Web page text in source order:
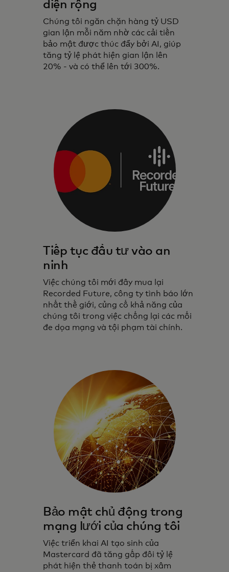
diện rộng
Chúng tôi ngăn chặn hàng tỷ USD
gian lận mỗi năm nhờ các cải tiến
bảo mật được thúc đẩy bởi AI, giúp
tăng tỷ lệ phát hiện gian lận lên
20% - và có thể lên tới 300%.
Tiếp tục đầu tư vào an
ninh
Việc chúng tôi mới đây mua lại
Recorded Future, công ty tình báo lớn
nhất thế giới, củng cố khả năng của
chúng tôi trong việc chống lại các mối
đe dọa mạng và tội phạm tài chính.
Bảo mật chủ động trong
mạng lưới của chúng tôi
Việc triển khai AI tạo sinh của
Mastercard đã tăng gấp đôi tỷ lệ
phát hiện thẻ thanh toán bị xâm